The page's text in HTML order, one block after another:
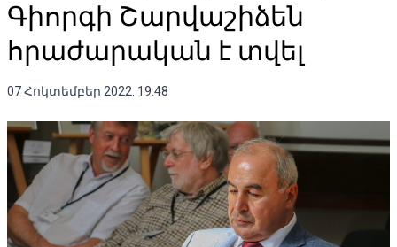
Գիորգի Շարվաշիձեն
հրաժարական է տվել
07 Հոկտեմբեր 2022. 19:48